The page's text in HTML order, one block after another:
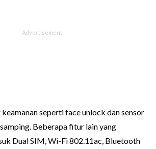
seperti face unlock dan sensor
Beberapa fitur lain yang
Dual SIM, Wi-Fi 802.11ac, Bluetooth